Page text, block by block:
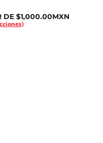
DE $1,000.00MXN